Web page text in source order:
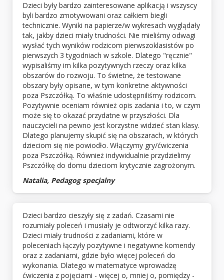
Dzieci były bardzo zainteresowane aplikacją i wszyscy
byli bardzo zmotywowani oraz całkiem biegli
technicznie. Wyniki na papierze/w wykresach wyglądały
tak, jakby dzieci miały trudności. Nie mieliśmy odwagi
wysłać tych wyników rodzicom pierwszoklasistów po
pierwszych 3 tygodniach w szkole. Dlatego "ręcznie"
wypisaliśmy im kilka pozytywnych rzeczy oraz kilka
obszarów do rozwoju. To świetne, że testowane
obszary były opisane, w tym konkretne aktywności
poza Pszczółką. To właśnie udostępniliśmy rodzicom.
Pozytywnie oceniam również opis zadania i to, w czym
może się to okazać przydatne w przyszłości. Dla
nauczycieli na pewno jest korzystne widzieć stan klasy.
Dlatego planujemy skupić się na obszarach, w których
dzieciom się nie powiodło. Włączymy gry/ćwiczenia
poza Pszczółką. Również indywidualnie przydzielimy
Pszczółkę do domu dzieciom krytycznie zagrożonym.
Natalia, Pedagog specjalny
Dzieci bardzo cieszyły się z zadań. Czasami nie
rozumiały poleceń i musiały je odtworzyć kilka razy.
Dzieci miały trudności z zadaniami, które w
poleceniach łączyły pozytywne i negatywne komendy
oraz z zadaniami, gdzie było więcej poleceń do
wykonania. Dlatego w matematyce wprowadzę
ćwiczenia z pojęciami - więcej o, mniej o, pomiędzy -